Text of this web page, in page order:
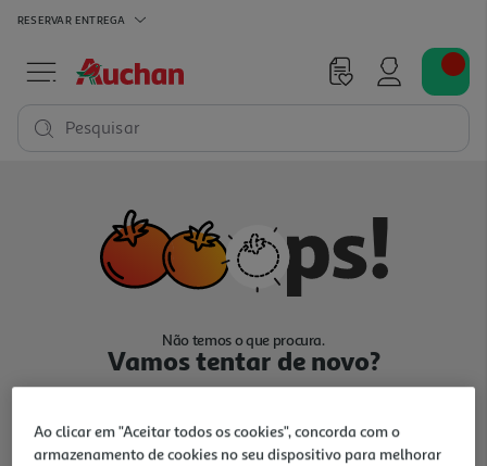
RESERVAR ENTREGA
Pesquisar
Não temos o que procura.
Vamos tentar de novo?
Ao clicar em "Aceitar todos os cookies", concorda com o
armazenamento de cookies no seu dispositivo para melhorar